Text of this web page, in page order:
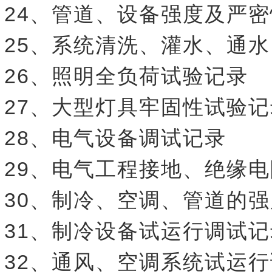
24、管道、设备强度及严
25、系统清洗、灌水、通
26、照明全负荷试验记录
27、大型灯具牢固性试验
28、电气设备调试记录
29、电气工程接地、绝缘
30、制冷、空调、管道的
31、制冷设备试运行调试
32、通风、空调系统试运